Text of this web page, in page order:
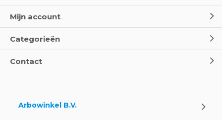
Mijn account
Categorieën
Contact
Arbowinkel B.V.